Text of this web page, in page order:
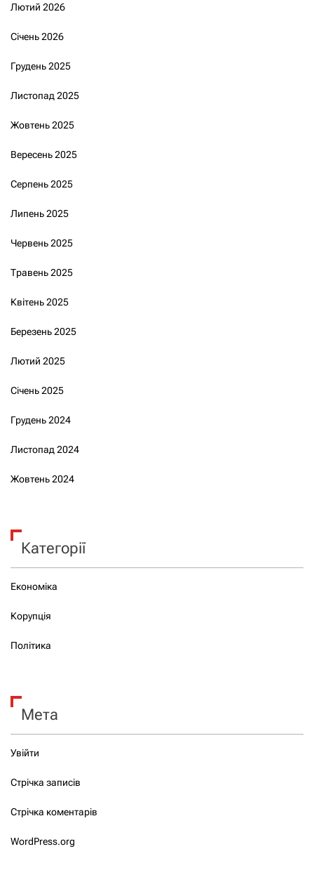
Лютий 2026
Січень 2026
Грудень 2025
Листопад 2025
Жовтень 2025
Вересень 2025
Серпень 2025
Липень 2025
Червень 2025
Травень 2025
Квітень 2025
Березень 2025
Лютий 2025
Січень 2025
Грудень 2024
Листопад 2024
Жовтень 2024
Категорії
Економіка
Корупція
Політика
Мета
Увійти
Стрічка записів
Стрічка коментарів
WordPress.org